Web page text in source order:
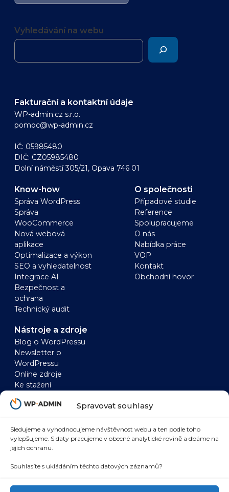
Spravovat souhlasy
Sledujeme a vyhodnocujeme návštěvnost webu a ten podle toho
vylepšujeme. S daty pracujeme v obecné analytické rovině a dbáme na
jejich ochranu.
Souhlasíte s ukládáním těchto datových záznamů?
Vyhledávání na webu
Fakturační a kontaktní údaje
WP-admin.cz s.r.o.
pomoc@wp-admin.cz
IČ: 05985480
DIČ: CZ05985480
Dolní náměstí 305/21, Opava 746 01
Know-how
Správa WordPress
Správa
WooCommerce
Nová webová
aplikace
Optimalizace a výkon
SEO a vyhledatelnost
Integrace AI
Bezpečnost a
ochrana
Technický audit
Nástroje a zdroje
Blog o WordPressu
Newsletter o
WordPressu
Online zdroje
Ke stažení
O společnosti
Případové studie
Reference
Spolupracujeme
O nás
Nabídka práce
VOP
Kontakt
Obchodní hovor
Zrychlení WordPressu
WordPress a SEO
WordPress
bezpečnost
Zrychlení
WooCommerce a AI
WooCommerce a
WooCommerce a